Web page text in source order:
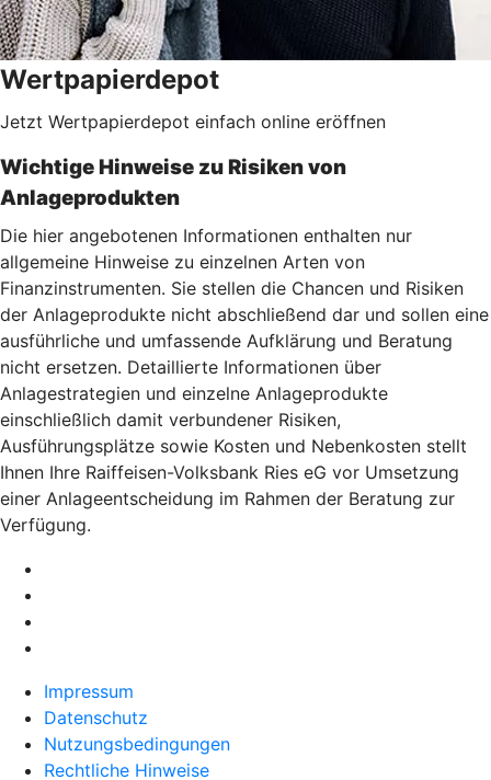
Wertpapierdepot
Jetzt Wertpapierdepot einfach online eröffnen
Wichtige Hinweise zu Risiken von
Anlageprodukten
Die hier angebotenen Informationen enthalten nur
allgemeine Hinweise zu einzelnen Arten von
Finanzinstrumenten. Sie stellen die Chancen und Risiken
der Anlageprodukte nicht abschließend dar und sollen eine
ausführliche und umfassende Aufklärung und Beratung
nicht ersetzen. Detaillierte Informationen über
Anlagestrategien und einzelne Anlageprodukte
einschließlich damit verbundener Risiken,
Ausführungsplätze sowie Kosten und Nebenkosten stellt
Ihnen Ihre Raiffeisen-Volksbank Ries eG vor Umsetzung
einer Anlageentscheidung im Rahmen der Beratung zur
Verfügung.
Impressum
Datenschutz
Nutzungsbedingungen
Rechtliche Hinweise